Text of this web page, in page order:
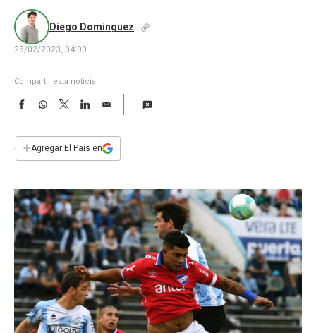
Diego Domínguez
28/02/2023, 04:00
Compartir esta noticia
F
e
b
k
W
s
p
T
w
t
L
n
E
i
l
+Agregar El País en